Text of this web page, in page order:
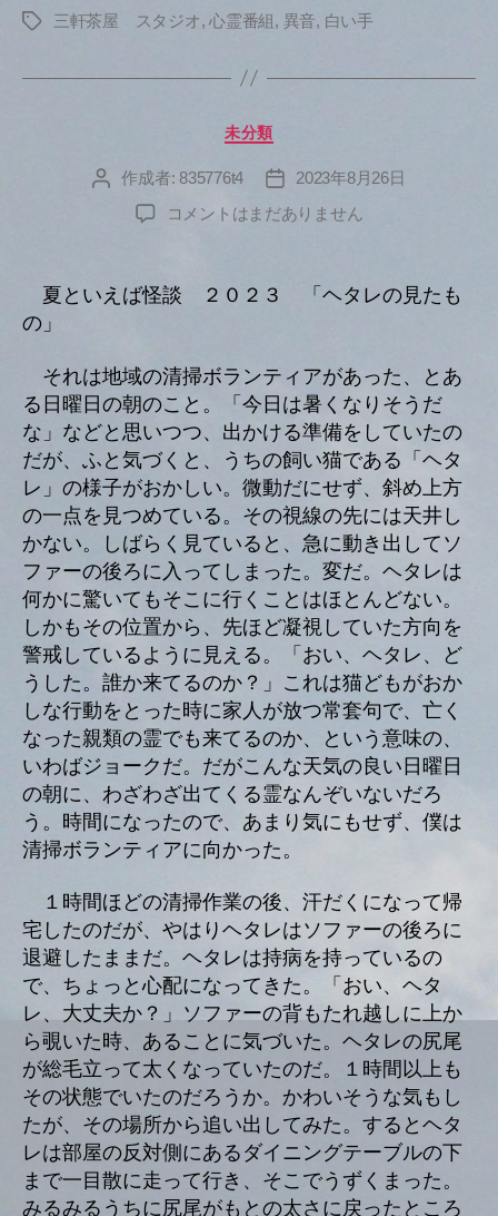
タ
三軒茶屋 スタジオ,心霊番組, 異音, 白い手
カ
ゴ
リ
ー
未分類
投
作成者:835776t4
投
稿
2023年8月26日
へ
コメントはまだありません
夏といえば怪談 ２０２３ 「ヘタレの見たも
の」
それは地域の清掃ボランティアがあった、とあ
る日曜日の朝のこと。「今日は暑くなりそうだ
な」などと思いつつ、出かける準備をしていたの
だが、ふと気づくと、うちの飼い猫である「ヘタ
レ」の様子がおかしい。微動だにせず、斜め上方
の一点を見つめている。その視線の先には天井し
かない。しばらく見ていると、急に動き出してソ
ファーの後ろに入ってしまった。変だ。ヘタレは
何かに驚いてもそこに行くことはほとんどない。
しかもその位置から、先ほど凝視していた方向を
警戒しているように見える。「おい、ヘタレ、ど
うした。誰か来てるのか？」これは猫どもがおか
しな行動をとった時に家人が放つ常套句で、亡く
なった親類の霊でも来てるのか、という意味の、
いわばジョークだ。だがこんな天気の良い日曜日
の朝に、わざわざ出てくる霊なんぞいないだろ
う。時間になったので、あまり気にもせず、僕は
清掃ボランティアに向かった。
１時間ほどの清掃作業の後、汗だくになって帰
宅したのだが、やはりヘタレはソファーの後ろに
退避したままだ。ヘタレは持病を持っているの
で、ちょっと心配になってきた。「おい、ヘタ
レ、大丈夫か？」ソファーの背もたれ越しに上か
ら覗いた時、あることに気づいた。ヘタレの尻尾
が総毛立って太くなっていたのだ。１時間以上も
その状態でいたのだろうか。かわいそうな気もし
たが、その場所から追い出してみた。するとヘタ
レは部屋の反対側にあるダイニングテーブルの下
まで一目散に走って行き、そこでうずくまった。
みるみるうちに尻尾がもとの太さに戻ったところ